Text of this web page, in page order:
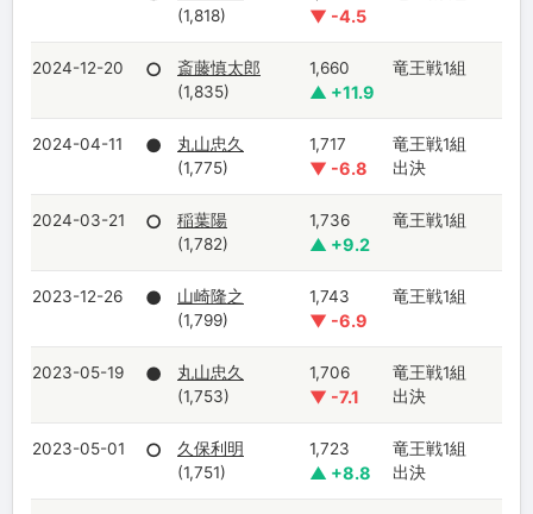
(1,818)
▼ -4.5
2024-12-20 ○
斎藤慎太郎
(1,835)
1,660
▲ +11.9
竜王戦1組
2024-04-11 ●
丸山忠久
(1,775)
1,717
▼ -6.8
竜王戦1組
出決
2024-03-21 ○
稲葉陽
(1,782)
1,736
▲ +9.2
竜王戦1組
2023-12-26 ●
山崎隆之
(1,799)
1,743
▼ -6.9
竜王戦1組
2023-05-19 ●
丸山忠久
(1,753)
1,706
▼ -7.1
竜王戦1組
出決
2023-05-01 ○
久保利明
(1,751)
1,723
▲ +8.8
竜王戦1組
出決